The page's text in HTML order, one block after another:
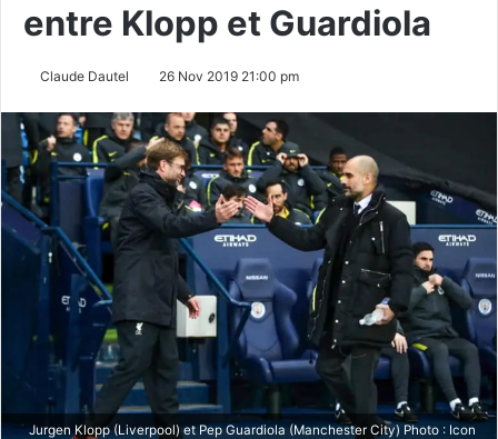
entre Klopp et Guardiola
Claude Dautel 26 Nov 2019 21:00 pm
Jurgen Klopp (Liverpool) et Pep Guardiola (Manchester City) Photo : Icon